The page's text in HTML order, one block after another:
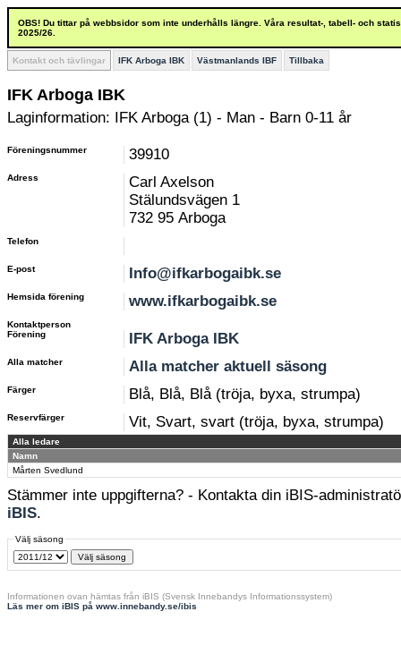
OBS! Du tittar på webbsidor som inte underhålls längre. Våra resultat-, tabell- och
2025/26.
Kontakt och tävlingar IFK Arboga IBK Västmanlands IBF Tillbaka
IFK Arboga IBK
Laginformation: IFK Arboga (1) - Man - Barn 0-11 år
Föreningsnummer 39910
Adress
Carl Axelson
Stälundsvägen 1
732 95 Arboga
Telefon
E-post Info@ifkarbogaibk.se
Hemsida förening www.ifkarbogaibk.se
Kontaktperson
Förening
IFK Arboga IBK
Alla matcher Alla matcher aktuell säsong
Färger Blå, Blå, Blå (tröja, byxa, strumpa)
Reservfärger Vit, Svart, svart (tröja, byxa, strumpa)
Alla ledare
Namn
Mårten Svedlund
Stämmer inte uppgifterna? - Kontakta din iBIS-
iBIS.
Välj säsong
Informationen ovan hämtas från iBIS (Svensk Innebandys Informationssystem)
Läs mer om iBIS på www.innebandy.se/ibis